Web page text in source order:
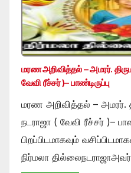
மரண அறிவித்தல் – அமரர்.
வேவி ரீச்சர் )– பாண்டிருப்பு
மரண அறிவித்தல் – அமரர்.
நடராஜா ( வேவி ரீச்சர் )–
பிறப்பிடமாகவும்
நிர்மலா